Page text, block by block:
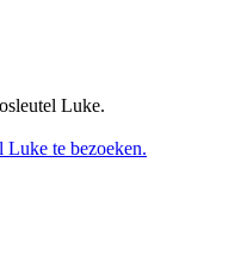
Luke.
te bezoeken.